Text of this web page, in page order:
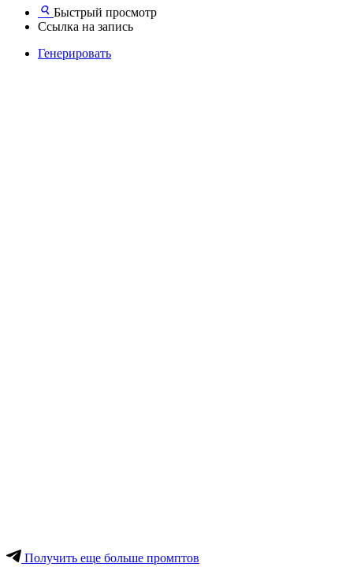
Быстрый просмотр
Ссылка на запись
Генерировать
Получить еще больше промптов